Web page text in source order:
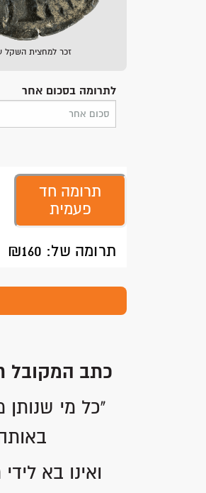
זכר למחצית השקל
לתרומה בסכום אחר
תרומה חד
פעמית
תרומה של: ₪ 160
כתב המקובל
"כל מי
ואינו בא